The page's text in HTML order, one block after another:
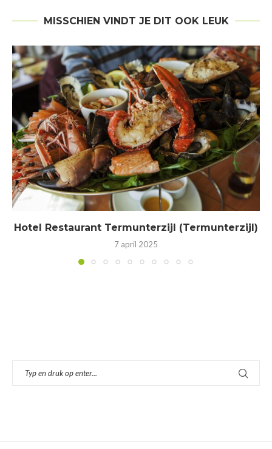
MISSCHIEN VINDT JE DIT OOK LEUK
Hotel Restaurant Termunterzijl (Termunterzijl)
7 april 2025